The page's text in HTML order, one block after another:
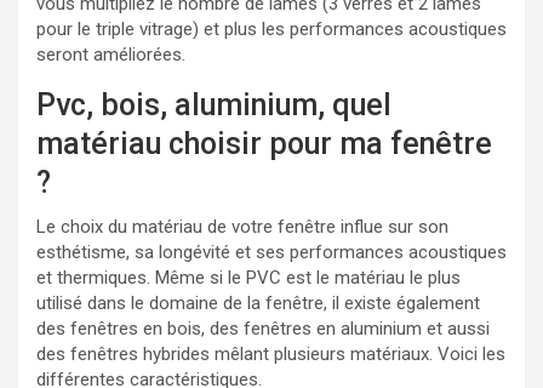
pour le triple vitrage) et plus les performances acoustiques
seront améliorées.
Pvc, bois, aluminium, quel
matériau choisir pour ma fenêtre
?
Le choix du matériau de votre fenêtre influe sur son
esthétisme, sa longévité et ses performances acoustiques
et thermiques. Même si le PVC est le matériau le plus
utilisé dans le domaine de la fenêtre, il existe également
des fenêtres en bois, des fenêtres en aluminium et aussi
des fenêtres hybrides mêlant plusieurs matériaux. Voici les
différentes caractéristiques.